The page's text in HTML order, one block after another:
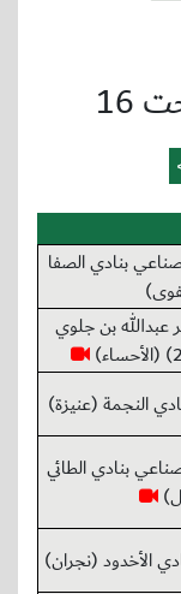
16
بنادي الصفا
عبدالله بن جلوي
النجمة (عنيزة)
بنادي الطائي
الأخدود (نجران)